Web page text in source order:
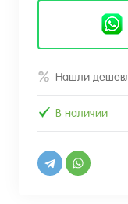
Нашли
В наличии